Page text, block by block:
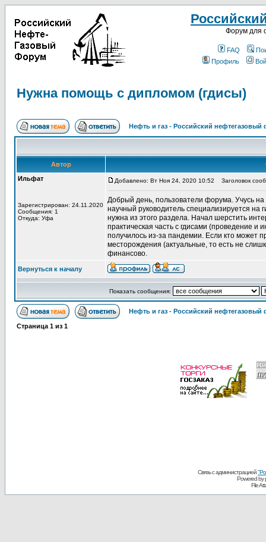
Форум для
FAQ
Профиль
Нужна помощь с дипломом (гдисы)
Нефть и газ - Российский нефтегазовый
Автор
Ильфат
Зарегистрирован: 24.11.2020
Сообщения: 1
Откуда: Уфа
Добавлено: Вт Ноя 24, 2020 10:52 Заголовок
Добрый день, пользователи форума. Учусь
научный руководитель специализируется на
нужна из этого раздела. Начал шерстить
практическая часть с гдисами (проведение и
получилось из-за пандемии. Если кто может
месторождения (актуальные, то есть не
финансово.
Вернуться к началу
Показать сообщения:
Нефть и газ - Российский нефтегазовый
Страница 1 из 1
Связь с администрацией
Powered by
File